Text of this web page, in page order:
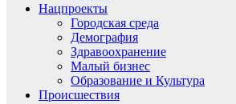
Нацпроекты
Городская среда
Демография
Здравоохранение
Малый бизнес
Образование и Культура
Происшествия